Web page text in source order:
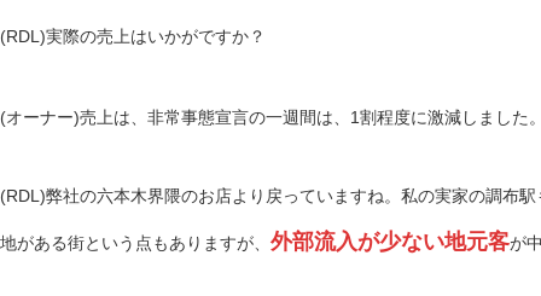
(RDL)実際の売上はいかがですか？
(オーナー)売上は、非常事態宣言の一週間は、1割程度に激減しました
(RDL)弊社の六本木界隈のお店より戻っていますね。私の実家の調布
地がある街という点もありますが、 外部流入が少ない地元客が